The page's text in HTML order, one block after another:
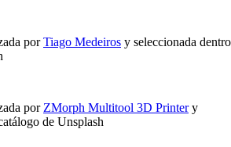
porTiago Medeiros y seleccionada dentro
por ZMorph Multitool 3D Printery
de Unsplash